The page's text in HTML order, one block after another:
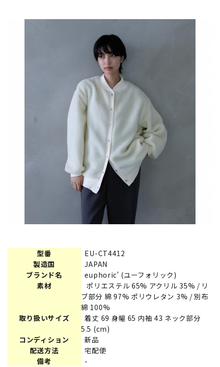
型番
EU-CT4412
製造国
JAPAN
ブランド名
euphoric' (ユーフォリック)
素材
ポリエステル 65% アクリル 35% / リ
ブ部分 綿 97% ポリウレタン 3% / 別布
綿 100%
取り扱いサイズ
着丈 69 身幅 65 内袖 43 ネック部分
5.5 (cm)
コンディション
新品
配送方法
宅配便
備考
-